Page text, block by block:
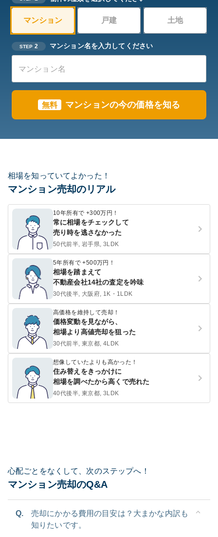
マンション 戸建 土地
STEP 2 マンション名を入力してください
無料 マンションの今の価格を知る
相場を知っていてよかった！
マンション売却のリアル
10年所有で +300万円！
常に相場をチェックして
売り時を逃さなかった
50代前半, 岩手県, 3LDK
5年所有で +500万円！
相場を踏まえて
不動産会社14社の査定を吟味
30代後半, 大阪府, 1K・1LDK
高価格を維持して売却！
価格変動を見ながら、
相場より高値売却を狙った
30代前半, 東京都, 4LDK
想像していたよりも高かった！
住み替えをきっかけに
相場を調べたから高くで売れた
40代後半, 東京都, 3LDK
心配ごとをなくして、次のステップへ！
マンション売却のQ&A
Q.
売却にかかる費用の目安は？大まかな内訳も
知りたいです。